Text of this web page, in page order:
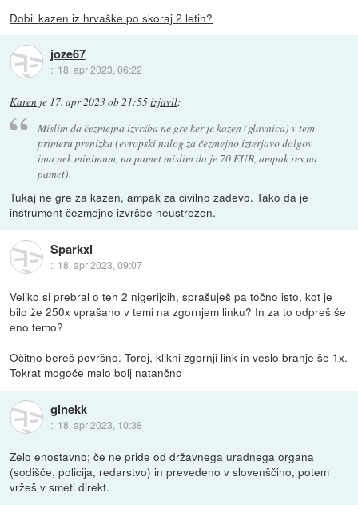
Dobil kazen iz hrvaške po skoraj 2 letih?
joze67
:: 18. apr 2023, 06:22
Karen je 17. apr 2023 ob 21:55izjavil:
Mislim da čezmejna izvršba ne gre ker je kazen (glavnica) v tem
primeru prenizka (evropski nalog za čezmejno izterjavo dolgov
ima nek minimum, na pamet mislim da je 70 EUR, ampak res na
pamet).
Tukaj ne gre za kazen, ampak za civilno zadevo. Tako da je
instrument čezmejne izvršbe neustrezen.
Sparkxl
:: 18. apr 2023, 09:07
Veliko si prebral o teh 2 nigerijcih, sprašuješ pa točno isto, kot je
bilo že 250x vprašano v temi na zgornjem linku? In za to odpreš še
eno temo?
Očitno bereš površno. Torej, klikni zgornji link in veslo branje še 1x.
Tokrat mogoče malo bolj natančno
ginekk
:: 18. apr 2023, 10:38
Zelo enostavno; če ne pride od državnega uradnega organa
(sodišče, policija, redarstvo) in prevedeno v slovenščino, potem
vržeš v smeti direkt.